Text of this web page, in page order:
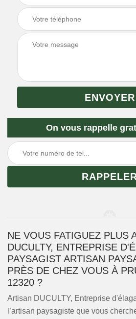
On vous rappelle
NE VOUS FATIGUEZ PLUS
DUCULTY, ENTREPRISE
PAYSAGIST ARTISAN
PRÈS DE CHEZ VOUS À
12320 ?
Artisan DUCULTY, Entreprise
l’artisan paysagiste que vous